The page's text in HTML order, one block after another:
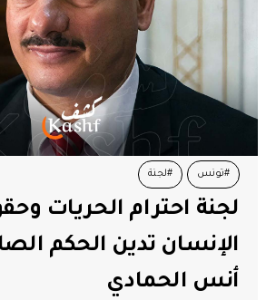
#تونس #لجنة
لجنة احترام الحريات
الإنسان تدين الحكم
أنس الحمادي